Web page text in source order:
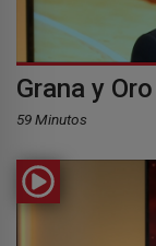
Grana y
59 Minutos